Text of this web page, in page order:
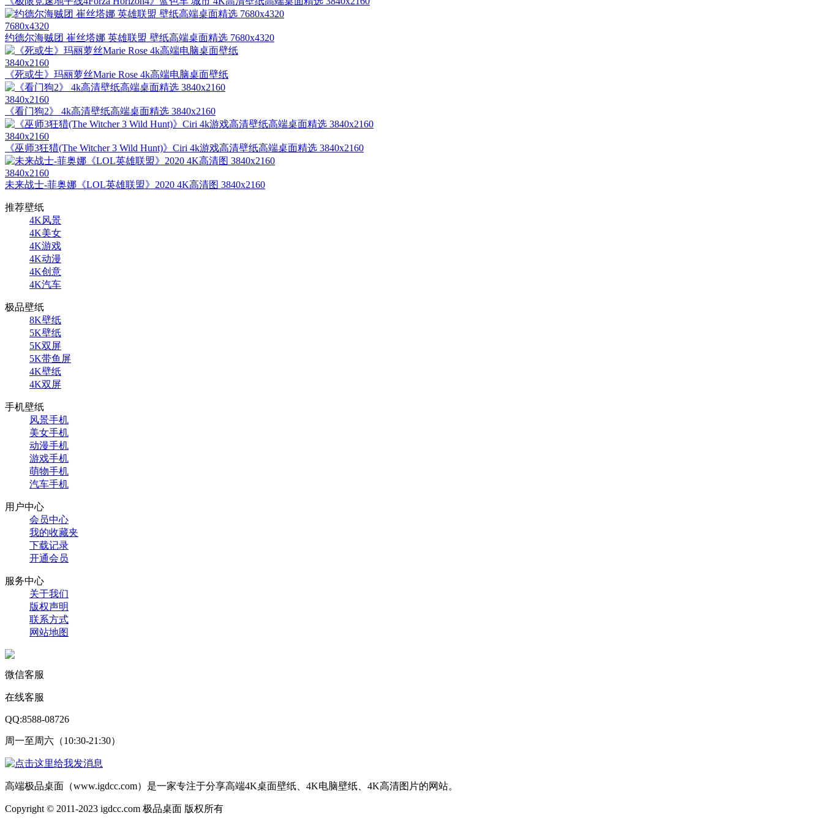
7680x4320
约德尔海贼团 崔丝塔娜 英雄联盟 壁纸高端桌面精选 7680x4320
3840x2160
《死或生》玛丽萝丝Marie Rose 4k高端电脑桌面壁纸
3840x2160
《看门狗2》 4k高清壁纸高端桌面精选 3840x2160
3840x2160
《巫师3狂猎(The Witcher 3 Wild Hunt)》Ciri 4k游戏高清壁纸高端桌面精选 3840x2160
3840x2160
未来战士-菲奥娜《LOL英雄联盟》2020 4K高清图 3840x2160
推荐壁纸
4K风景
4K美女
4K游戏
4K动漫
4K创意
4K汽车
极品壁纸
8K壁纸
5K壁纸
5K双屏
5K带鱼屏
4K壁纸
4K双屏
手机壁纸
风景手机
美女手机
动漫手机
游戏手机
萌物手机
汽车手机
用户中心
会员中心
我的收藏夹
下载记录
开通会员
服务中心
关于我们
版权声明
联系方式
网站地图
微信客服
在线客服
QQ:8588-08726
周一至周六（10:30-21:30）
高端极品桌面（www.igdcc.com）是一家专注于分享高端4K桌面壁纸、4K电脑壁纸、4K高清图片的网站。
Copyright © 2011-2023 igdcc.com 极品桌面 版权所有